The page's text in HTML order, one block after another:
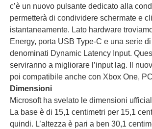
c’è un nuovo pulsante dedicato alla
permetterà di condividere schermate e
istantaneamente. Lato hardware
Energy, porta USB Type-C e una serie
denominati Dynamic Latency Input.
serviranno a migliorare l’input lag. Il
poi compatibile anche con Xbox One,
Dimensioni
Microsoft ha svelato le dimensioni
La base è di 15,1 centimetri per 15,1
quindi. L’altezza è pari a ben 30,1